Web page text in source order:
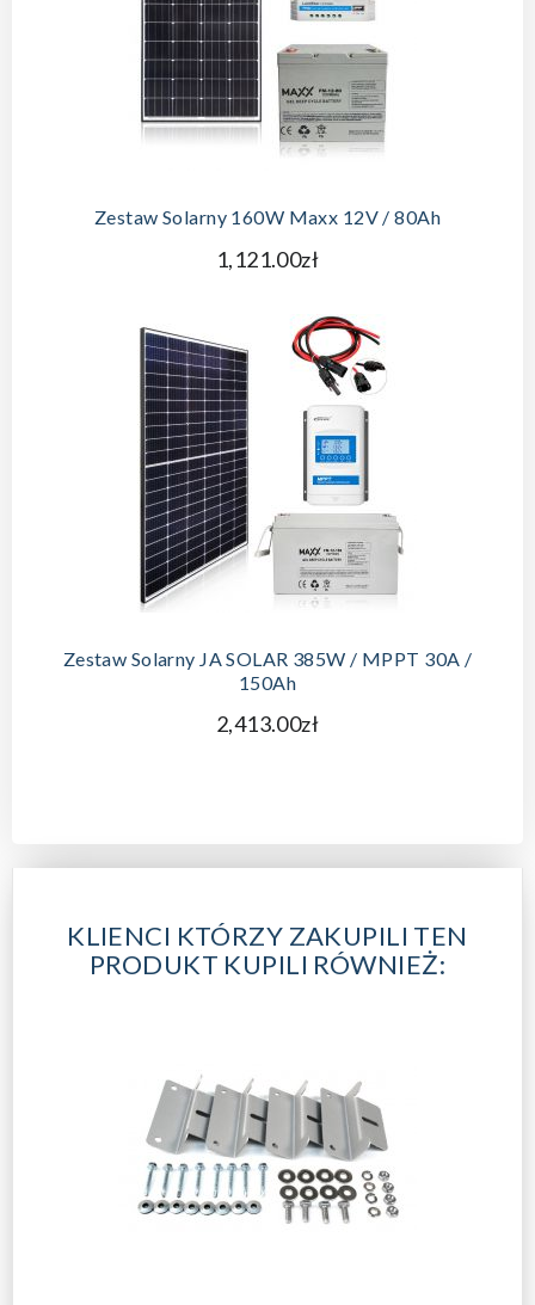
DODAJ DO KOSZYKA
Zestaw Solarny 160W Maxx 12V / 80Ah
1,121.00zł
DODAJ DO KOSZYKA
Zestaw Solarny JA SOLAR 385W / MPPT 30A /
150Ah
2,413.00zł
KLIENCI KTÓRZY ZAKUPILI TEN
PRODUKT KUPILI RÓWNIEŻ: